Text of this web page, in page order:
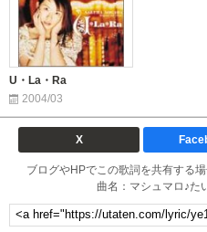
U・La・Ra
2004/03
X
ブログやHPでこの歌詞を共有する
曲名：マシュマロ♪た